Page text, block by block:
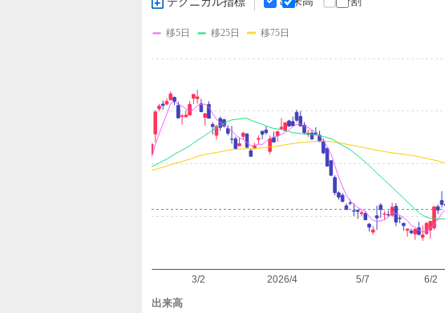
指
標
の
定
2026/4
3/2 5/7 6/2
移5日 移25日 移75日
出来高